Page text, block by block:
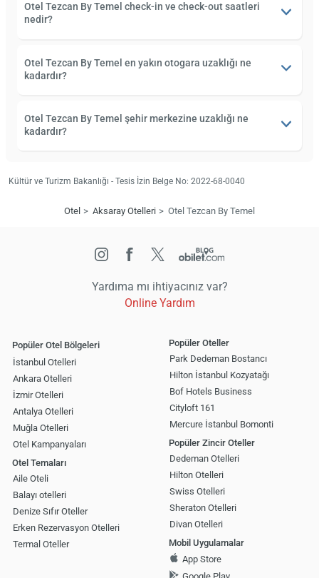
Otel Tezcan By Temel check-in ve check-out saatleri
nedir?
Otel Tezcan By Temel en yakın otogara uzaklığı ne
kadardır?
Otel Tezcan By Temel şehir merkezine uzaklığı ne
kadardır?
Kültür ve Turizm Bakanlığı - Tesis İzin Belge No: 2022-68-0040
Otel Aksaray Otelleri Otel Tezcan By Temel
Yardıma mı ihtiyacınız var?
Online Yardım
Popüler Otel Bölgeleri
İstanbul Otelleri
Ankara Otelleri
İzmir Otelleri
Antalya Otelleri
Muğla Otelleri
Otel Kampanyaları
Otel Temaları
Aile Oteli
Balayı otelleri
Denize Sıfır Oteller
Erken Rezervasyon Otelleri
Termal Oteller
Popüler Oteller
Park Dedeman Bostancı
Hilton İstanbul Kozyatağı
Bof Hotels Business
Cityloft 161
Mercure İstanbul Bomonti
Popüler Zincir Oteller
Dedeman Otelleri
Hilton Otelleri
Swiss Otelleri
Sheraton Otelleri
Divan Otelleri
Mobil Uygulamalar
App Store